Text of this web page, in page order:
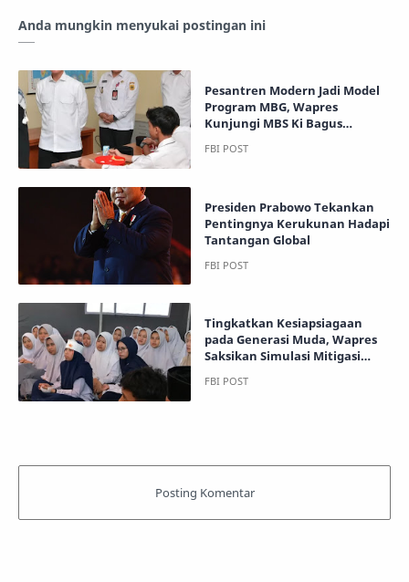
Anda mungkin menyukai postingan ini
Pesantren Modern Jadi Model
Program MBG, Wapres
Kunjungi MBS Ki Bagus
Presiden Prabowo Tekankan
Pentingnya Kerukunan Hadapi
Tantangan Global
Tingkatkan Kesiapsiagaan
pada Generasi Muda, Wapres
Saksikan Simulasi Mitigasi
Hadikusumo 2